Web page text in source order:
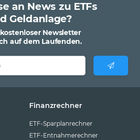
an News zu ETFs
Geldanlage?
Newsletter
auf dem Laufenden.
Finanzrechner
ETF-Sparplanrechner
ETF-Entnahmerechner